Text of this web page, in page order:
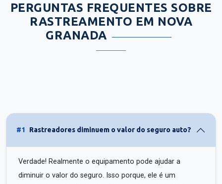
PERGUNTAS FREQUENTES SOBRE
RASTREAMENTO EM NOVA
GRANADA
#1 Rastreadores diminuem o valor do seguro auto?
Verdade! Realmente o equipamento pode ajudar a
diminuir o valor do seguro. Isso porque, ele é um